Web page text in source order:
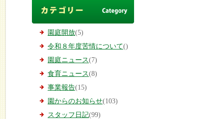
園庭開放(5)
令和８年度苦情について()
園庭ニュース(7)
食育ニュース(8)
事業報告(15)
園からのお知らせ(103)
スタッフ日記(99)